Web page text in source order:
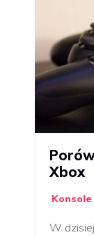
Xbox
Konsole
W